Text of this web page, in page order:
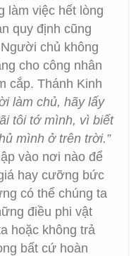
làm việc hết lòng
quy định cũng
chủ không
cho công nhân
cắp. Thánh Kinh
làm chủ, hãy lấy
tôi tớ mình, vì biết
mình ở trên trời.”
vào nơi nào để
hay cưỡng bức
có thể chúng ta
điều phi vật
hoặc không trả
bất cứ hoàn